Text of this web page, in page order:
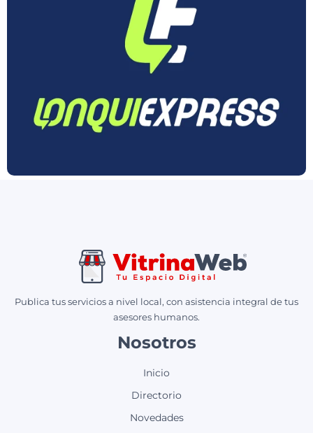
Publica tus servicios a nivel local, con asistencia integral de tus
asesores humanos.
Nosotros
Inicio
Directorio
Novedades